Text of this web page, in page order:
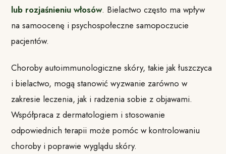
lub rozjaśnieniu włosów. Bielactwo często ma wpływ
na samoocenę i psychospołeczne samopoczucie
pacjentów.
Choroby autoimmunologiczne skóry, takie jak łuszczyca
i bielactwo, mogą stanowić wyzwanie zarówno w
zakresie leczenia, jak i radzenia sobie z objawami.
Współpraca z dermatologiem i stosowanie
odpowiednich terapii może pomóc w kontrolowaniu
choroby i poprawie wyglądu skóry.